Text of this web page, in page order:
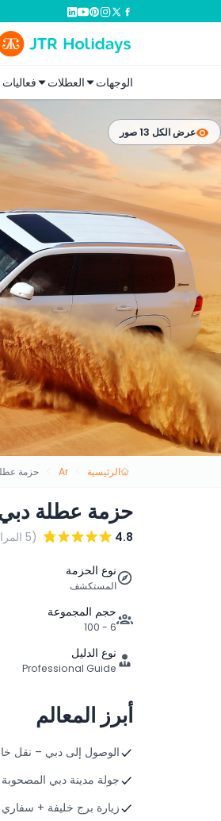
الوجهات العطلات
عرض الكل 13 صور
الرئيسية Ar حزمة عطلة
حزمة عطلة دبي
4.8 (5 المراجعات)
نوع الحزمة
المستكشف
حجم المجموعة
6 - 100
نوع الدليل
Professional Guide
أبرز المعالم
الوصول إلى دبي – نقل
جولة مدينة دبي
زيارة برج خليفة +